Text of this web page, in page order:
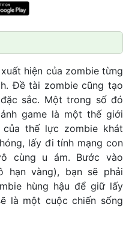
hiện của zombie từng
Đề tài zombie cũng tạo
sắc. Một trong số đó
game là một thế giới
thế lực zombie khát
lấy đi tính mạng con
cùng u ám. Bước vào
hạn vàng), bạn sẽ phải
hùng hậu để giữ lấy
là một cuộc chiến sống